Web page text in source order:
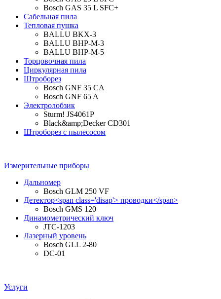
Bosch GAS 35 L SFC+
Сабельная пила
Тепловая пушка
BALLU BKX-3
BALLU BHP-M-3
BALLU BHP-M-5
Торцовочная пила
Циркулярная пила
Штроборез
Bosch GNF 35 CA
Bosch GNF 65 A
Электролобзик
Sturm! JS4061P
Black&amp;Decker CD301
Штроборез с пылесосом
Измерительные приборы
Дальномер
Bosch GLM 250 VF
Детектор<span class='disap'> проводки</span>
Bosch GMS 120
Динамометрический ключ
JTC-1203
Лазерный уровень
Bosch GLL 2-80
DC-01
Услуги